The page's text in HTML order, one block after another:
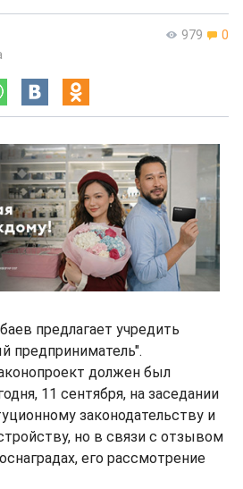
979 0
предлагает учредить
предприниматель".
должен был
11 сентября, на заседании
законодательству и
но в связи с отзывом
его рассмотрение